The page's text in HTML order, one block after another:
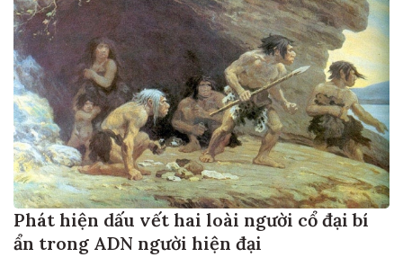
Phát hiện dấu vết hai loài người cổ đại bí
ẩn trong ADN người hiện đại